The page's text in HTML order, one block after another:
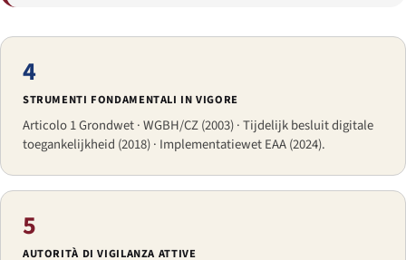
4
STRUMENTI FONDAMENTALI IN VIGORE
Articolo 1 Grondwet · WGBH/CZ (2003) · Tijdelijk besluit digitale
toegankelijkheid (2018) · Implementatiewet EAA (2024).
5
AUTORITÀ DI VIGILANZA ATTIVE